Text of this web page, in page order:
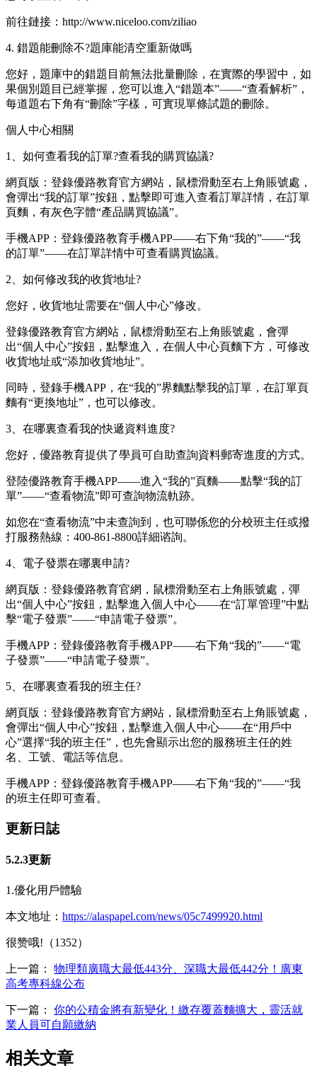
前往鏈接：http://www.niceloo.com/ziliao
4. 錯題能刪除不?題庫能清空重新做嗎
您好，題庫中的錯題目前無法批量刪除，在實際的學習中，如
果個別題目已經掌握，您可以進入“錯題本”——“查看解析”，
每道題右下角有“刪除”字樣，可實現單條試題的刪除。
個人中心相關
1、如何查看我的訂單?查看我的購買協議?
網頁版：登錄優路教育官方網站，鼠標滑動至右上角賬號處，
會彈出“我的訂單”按鈕，點擊即可進入查看訂單詳情，在訂單
頁麵，有灰色字體“產品購買協議”。
手機APP：登錄優路教育手機APP——右下角“我的”——“我
的訂單”——在訂單詳情中可查看購買協議。
2、如何修改我的收貨地址?
您好，收貨地址需要在“個人中心”修改。
登錄優路教育官方網站，鼠標滑動至右上角賬號處，會彈
出“個人中心”按鈕，點擊進入，在個人中心頁麵下方，可修改
收貨地址或“添加收貨地址”。
同時，登錄手機APP，在“我的”界麵點擊我的訂單，在訂單頁
麵有“更換地址”，也可以修改。
3、在哪裏查看我的快遞資料進度?
您好，優路教育提供了學員可自助查詢資料郵寄進度的方式。
登陸優路教育手機APP——進入“我的”頁麵——點擊“我的訂
單”——“查看物流”即可查詢物流軌跡。
如您在“查看物流”中未查詢到，也可聯係您的分校班主任或撥
打服務熱線：400-861-8800詳細谘詢。
4、電子發票在哪裏申請?
網頁版：登錄優路教育官網，鼠標滑動至右上角賬號處，彈
出“個人中心”按鈕，點擊進入個人中心——在“訂單管理”中點
擊“電子發票”——“申請電子發票”。
手機APP：登錄優路教育手機APP——右下角“我的”——“電
子發票”——“申請電子發票”。
5、在哪裏查看我的班主任?
網頁版：登錄優路教育官方網站，鼠標滑動至右上角賬號處，
會彈出“個人中心”按鈕，點擊進入個人中心——在“用戶中
心”選擇“我的班主任”，也先會顯示出您的服務班主任的姓
名、工號、電話等信息。
手機APP：登錄優路教育手機APP——右下角“我的”——“我
的班主任即可查看。
更新日誌
5.2.3更新
1.優化用戶體驗
本文地址： https://alaspapel.com/news/05c7499920.html
很赞哦!（1352）
上一篇： 物理類廣職大最低443分、深職大最低442分！廣東
高考專科線公布
下一篇： 你的公積金將有新變化！繳存覆蓋麵擴大，靈活就
業人員可自願繳納
相关文章